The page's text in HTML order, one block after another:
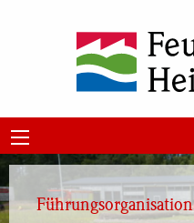
Führungsorganisation